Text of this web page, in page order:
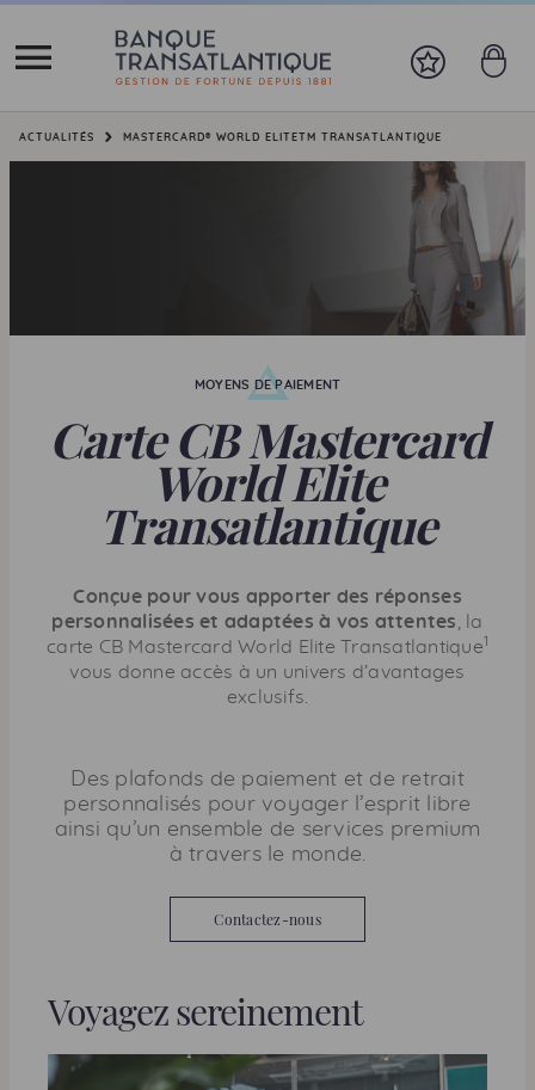
Vous êtes ici:
ACTUALITÉS MASTERCARD® WORLD ELITETM TRANSATLANTIQUE
MOYENS DE PAIEMENT
CarteCBMastercard
World Elite
Transatlantique
Conçue pour vous apporter des réponses
personnalisées et adaptées à vos attentes
, la
carte CB Mastercard World Elite Transatlantique1
vous donne accès à un univers d’avantages
exclusifs.
Des plafonds de paiement et de retrait
personnalisés pour voyager l’esprit libre
ainsi qu’un ensemble de services premium
à travers le monde.
Contactez-nous
Voyagez sereinement